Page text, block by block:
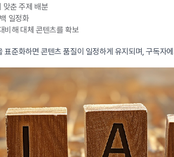
맞춘 주제 배분
일정화
비해 대체 콘텐츠를 확보
준화하면 콘텐츠 품질이 일정하게 유지되며, 구독자